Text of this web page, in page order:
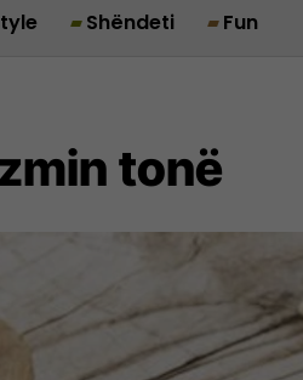
Shëndeti Fun
tonë